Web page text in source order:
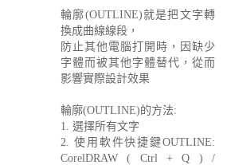
輪廓(OUTLINE)就是把文字轉
換成曲線線段，
防止其他電腦打開時，因缺少
字體而被其他字體替代，從而
影響實際設計效果
輪廓(OUTLINE)的方法:
1. 選擇所有文字
2. 使用軟件快捷鍵OUTLINE:
CorelDRAW ( Ctrl + Q ) /